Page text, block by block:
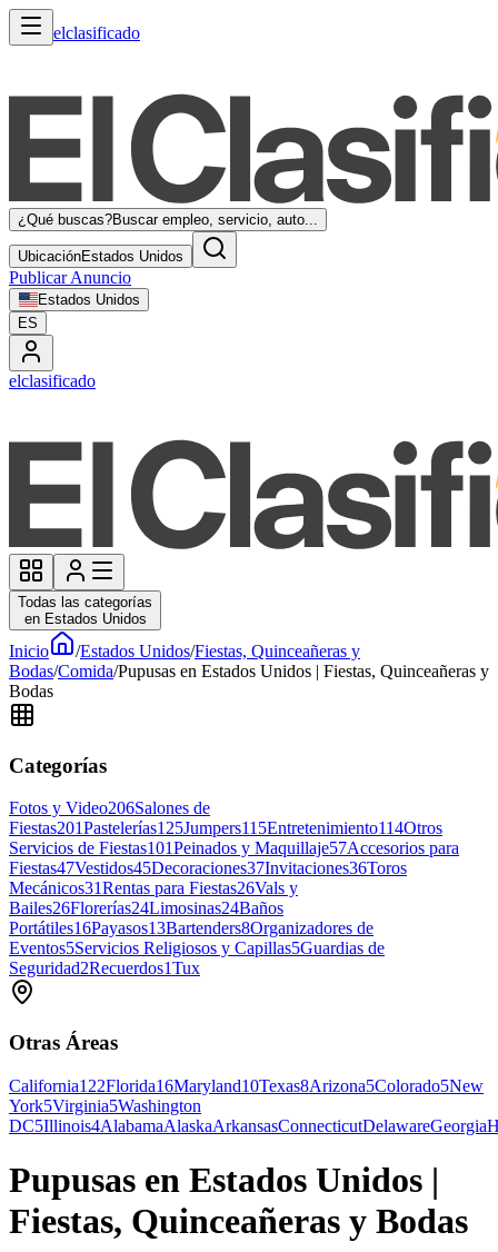
elclasificado
¿Qué buscas?Buscar empleo, servicio, auto...
UbicaciónEstados Unidos
Publicar Anuncio
Estados Unidos
ES
elclasificado
Todas las categorías
en Estados Unidos
Inicio /Estados Unidos/Fiestas, Quinceañeras y
Bodas/Comida/Pupusas en Estados Unidos | Fiestas, Quinceañeras y
Bodas
Categorías
Fotos y Video206Salones de
Fiestas201Pastelerías125Jumpers115Entretenimiento114Otros
Servicios de Fiestas101Peinados y Maquillaje57Accesorios para
Fiestas47Vestidos45Decoraciones37Invitaciones36Toros
Mecánicos31Rentas para Fiestas26Vals y
Bailes26Florerías24Limosinas24Baños
Portátiles16Payasos13Bartenders8Organizadores de
Eventos5Servicios Religiosos y Capillas5Guardias de
Seguridad2Recuerdos1Tux
Otras Áreas
California122Florida16Maryland10Texas8Arizona5Colorado5New
York5Virginia5Washington
DC5Illinois4AlabamaAlaskaArkansasConnecticutDelawareGeorgia
Pupusas en Estados Unidos |
Fiestas, Quinceañeras y Bodas